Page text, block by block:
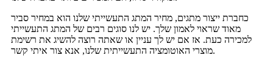
כחברת ייצור מתגים, מחיר המתג התעשייתי שלנו הוא במחיר סביר
מאוד שראוי לאמון שלך. יש לנו סוגים רבים של המתג התעשייתי
למכירה כעת. אז אם יש לך עניין או שאתה רוצה להשיג את רשימת
מוצרי האוטומציה התעשייתית שלנו, אנא צור איתי קשר.